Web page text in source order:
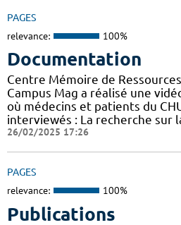
PAGES
relevance: 100%
Documentation
Centre Mémoire de
Campus Mag a réalisé une
où médecins et patients du
interviewés : La recherche sur
26/02/2025 17:26
PAGES
relevance: 100%
Publications